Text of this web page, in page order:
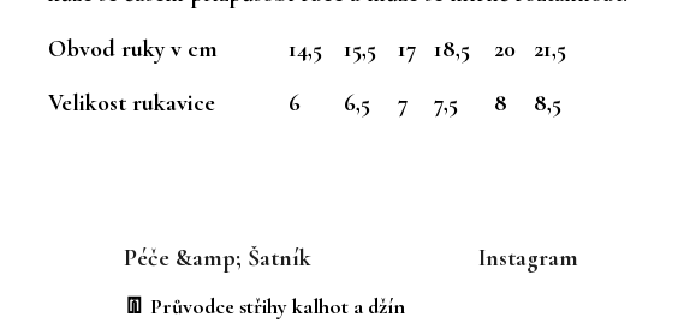
Obvod ruky v cm
14,5 15,5 17 18,5 20
21,5
Velikost rukavice
6 6,5 7 7,5 8 8,5
Péče &amp; Šatník
👖 Průvodce střihy kalhot a džín
Instagram